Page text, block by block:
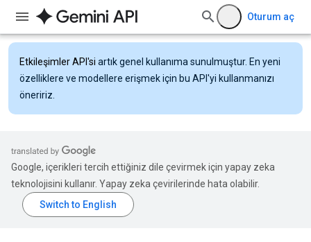
Oturum aç
Etkileşimler API'si artık genel kullanıma sunulmuştur. En yeni
özelliklere ve modellere erişmek için bu API'yi kullanmanızı
öneririz.
Google, içerikleri tercih ettiğiniz dile çevirmek için yapay zeka
teknolojisini kullanır. Yapay zeka çevirilerinde hata olabilir.